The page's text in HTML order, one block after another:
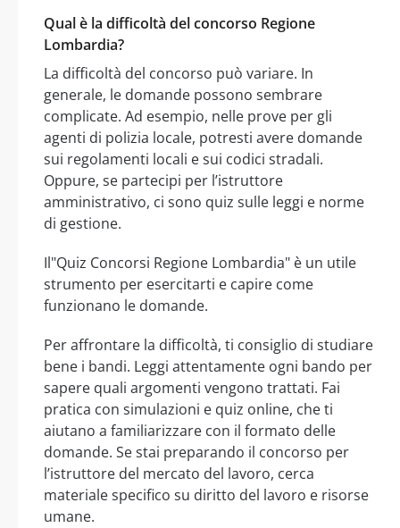
Qual è la difficoltà del concorso Regione
Lombardia?
La difficoltà del concorso può variare. In
generale, le domande possono sembrare
complicate. Ad esempio, nelle prove per gli
agenti di polizia locale, potresti avere domande
sui regolamenti locali e sui codici stradali.
Oppure, se partecipi per l’istruttore
amministrativo, ci sono quiz sulle leggi e norme
di gestione.
Il"Quiz Concorsi Regione Lombardia" è un utile
strumento per esercitarti e capire come
funzionano le domande.
Per affrontare la difficoltà, ti consiglio di studiare
bene i bandi. Leggi attentamente ogni bando per
sapere quali argomenti vengono trattati. Fai
pratica con simulazioni e quiz online, che ti
aiutano a familiarizzare con il formato delle
domande. Se stai preparando il concorso per
l’istruttore del mercato del lavoro, cerca
materiale specifico su diritto del lavoro e risorse
umane.